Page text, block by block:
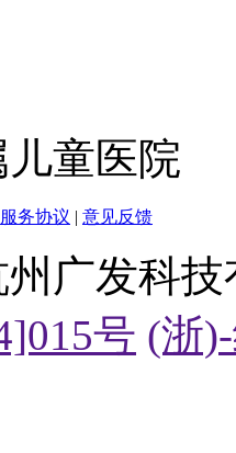
童医院
服务协议 | 意见反馈
州广发科
号 (浙